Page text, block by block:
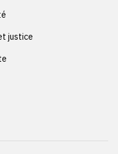
justice